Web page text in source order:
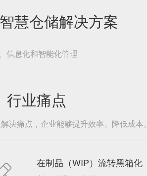
慧仓储解决方案
信息化和智能化管理
行业痛点
决痛点，企业能够提升效率、降低成
在制品（WIP）流转黑箱化